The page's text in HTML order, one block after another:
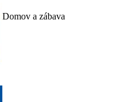
Domov a zábava